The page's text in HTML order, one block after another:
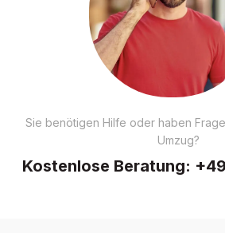
Sie benötigen Hilfe oder haben
Umzug?
Kostenlose Beratung: